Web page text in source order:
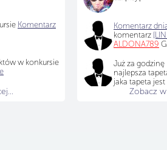
Komentarz
w konkursie
Komentarz
komentarz
ALDONA789
Już za
najlepsza
jaka tapeta
Zobacz